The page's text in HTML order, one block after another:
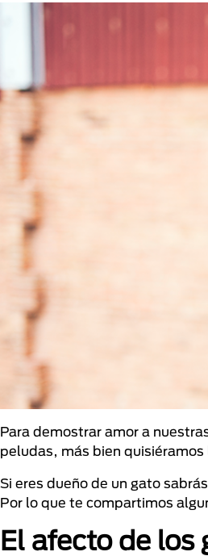
Para demostrar amor a
peludas, más bien
Si eres dueño de un gato
Por lo que te compartimos
El afecto de los